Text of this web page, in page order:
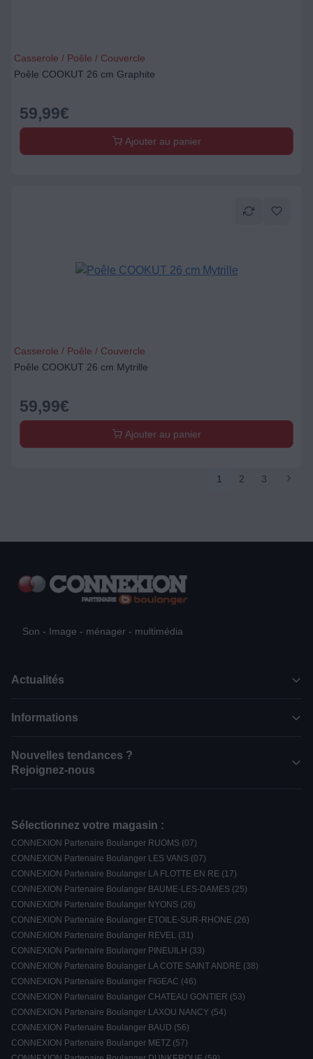
Casserole / Poêle / Couvercle
Poêle COOKUT 26 cm Graphite
59,99€
Ajouter au panier
Casserole / Poêle / Couvercle
Poêle COOKUT 26 cm Mytrille
59,99€
Ajouter au panier
1 2 3
Son - Image - ménager - multimédia
Actualités
Informations
Nouvelles tendances ?
Rejoignez-nous
Sélectionnez votre magasin :
CONNEXION Partenaire Boulanger RUOMS (07)
CONNEXION Partenaire Boulanger LES VANS (07)
CONNEXION Partenaire Boulanger LA FLOTTE EN RE (17)
CONNEXION Partenaire Boulanger BAUME-LES-DAMES (25)
CONNEXION Partenaire Boulanger NYONS (26)
CONNEXION Partenaire Boulanger ETOILE-SUR-RHONE (26)
CONNEXION Partenaire Boulanger REVEL (31)
CONNEXION Partenaire Boulanger PINEUILH (33)
CONNEXION Partenaire Boulanger LA COTE SAINT ANDRE (38)
CONNEXION Partenaire Boulanger FIGEAC (46)
CONNEXION Partenaire Boulanger CHATEAU GONTIER (53)
CONNEXION Partenaire Boulanger LAXOU NANCY (54)
CONNEXION Partenaire Boulanger BAUD (56)
CONNEXION Partenaire Boulanger METZ (57)